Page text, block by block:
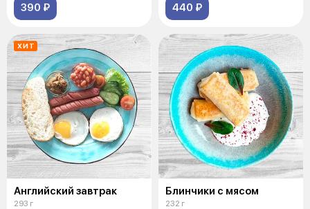
390 ₽ 440 ₽
ХИТ
Английский завтрак
293 г
Блинчики с мясом
232 г